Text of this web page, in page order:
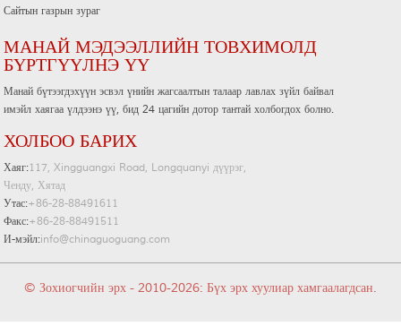
Сайтын газрын зураг
МАНАЙ МЭДЭЭЛЛИЙН ТОВХИМОЛД
БҮРТГҮҮЛНЭ ҮҮ
Манай бүтээгдэхүүн эсвэл үнийн жагсаалтын талаар лавлах зүйл байвал
имэйл хаягаа үлдээнэ үү, бид 24 цагийн дотор тантай холбогдох болно.
ХОЛБОО БАРИХ
Хаяг:117, Xingguangxi Road, Longquanyi дүүрэг,
Ченду, Хятад
Утас:+86-28-88491611
Факс:+86-28-88491511
И-мэйл:info@chinaguoguang.com
© Зохиогчийн эрх - 2010-2026: Бүх эрх хуулиар хамгаалагдсан.